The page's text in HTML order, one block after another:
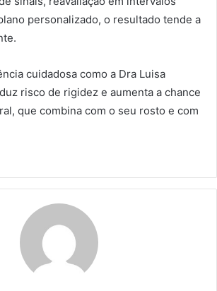
personalizado, o resultado tende a
cuidadosa como a Dra Luisa
risco de rigidez e aumenta a chance
que combina com o seu rosto e com